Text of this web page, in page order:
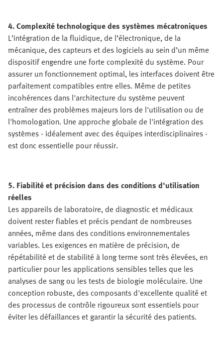
4. Complexité technologique des systèmes mécatroniques
L’intégration de la fluidique, de l’électronique, de la
mécanique, des capteurs et des logiciels au sein d’un même
dispositif engendre une forte complexité du système. Pour
assurer un fonctionnement optimal, les interfaces doivent être
parfaitement compatibles entre elles. Même de petites
incohérences dans l'architecture du système peuvent
entraîner des problèmes majeurs lors de l'utilisation ou de
l'homologation. Une approche globale de l'intégration des
systèmes - idéalement avec des équipes interdisciplinaires -
est donc essentielle pour réussir.
5. Fiabilité et précision dans des conditions d'utilisation
réelles
Les appareils de laboratoire, de diagnostic et médicaux
doivent rester fiables et précis pendant de nombreuses
années, même dans des conditions environnementales
variables. Les exigences en matière de précision, de
répétabilité et de stabilité à long terme sont très élevées, en
particulier pour les applications sensibles telles que les
analyses de sang ou les tests de biologie moléculaire. Une
conception robuste, des composants d'excellente qualité et
des processus de contrôle rigoureux sont essentiels pour
éviter les défaillances et garantir la sécurité des patients.